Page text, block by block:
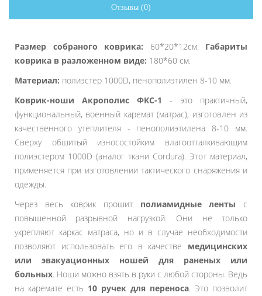
Отзывы (0)
Размер собраного коврика: 60*20*12см. Габариты
коврика в разложенном виде: 180*60 см.
Материал: полиэстер 1000D, пенополиэтилен 8-10 мм.
Коврик-ноши Акрополис ФКС-1 - это практичный,
функциональный, военный каремат (матрас), изготовлен из
качественного утеплителя - пенополиэтилена 8-10 мм.
Сверху обшитый износостойким влагоотталкивающим
полиэстером 1000D (аналог ткани Cordura). Этот материал,
применяется при изготовлении тактического снаряжения и
одежды.
Через весь коврик прошит полиамидные ленты с
повышенной разрывной нагрузкой. Они не только
укрепляют каркас матраса, но и в случае необходимости
позволяют использовать его в качестве медицинских
или эвакуационных ношей
для раненых или
больных. Ноши можно взять в руки с любой стороны. Ведь
на каремате есть 10 ручек для переноса. Это позволит